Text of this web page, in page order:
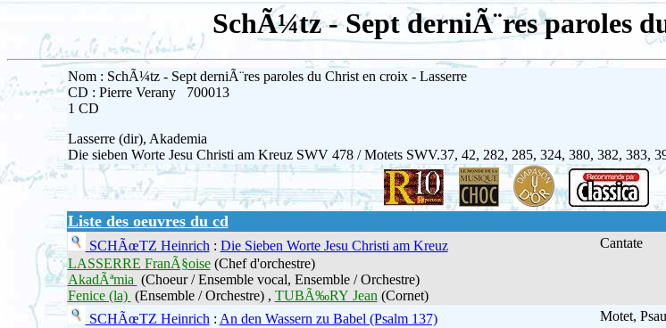
SchÃ¼tz - Sept derniÃ¨res paroles
Nom : SchÃ¼tz - Sept derniÃ¨res paroles du Christ en croix - Lasserre
CD : Pierre Verany 700013
1 CD
Lasserre (dir), Akademia
Die sieben Worte Jesu Christi am Kreuz SWV 478 / Motets SWV.37, 42, 282, 285, 324, 380, 382, 383,
Liste des oeuvres du cd
SCHÃœTZ Heinrich: Die Sieben Worte Jesu Christi am Kreuz Cantate
LASSERRE FranÃ§oise(Chef d'orchestre)
AkadÃªmia (Choeur / Ensemble vocal, Ensemble / Orchestre)
Fenice (la) (Ensemble / Orchestre) , TUBÃ‰RY Jean(Cornet)
SCHÃœTZ Heinrich: An den Wassern zu Babel (Psalm 137) Motet,